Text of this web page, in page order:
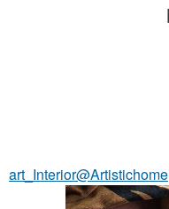
art_Interior@Artistichome